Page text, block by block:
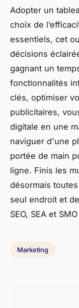
Adopter un
choix de
essentiels, cet
décisions
gagnant un
fonctionnalités
clés, optimiser
publicitaires,
digitale en une
naviguer d'une
portée de main
ligne. Finis les
désormais
seul endroit et
SEO, SEA et
Marketing